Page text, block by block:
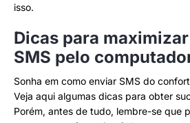
isso.
Dicas para
SMS pelo
Sonha em como enviar SMS do
Veja aqui algumas dicas para obter
Porém, antes de tudo, lembre-se que